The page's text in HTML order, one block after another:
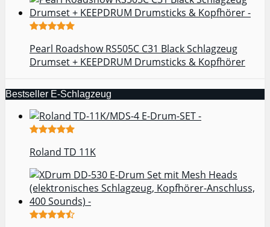
Pearl Roadshow RS505C C31 Black Schlagzeug
Drumset + KEEPDRUM Drumsticks & Kopfhörer
Bestseller E-Schlagzeug
Roland TD 11K